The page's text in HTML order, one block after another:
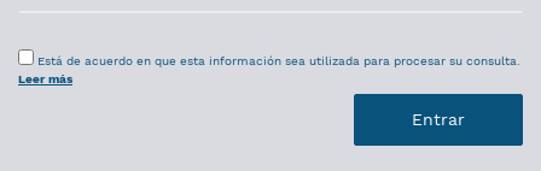
Está de acuerdo en que esta información sea utilizada para procesar su consulta.
Leer más